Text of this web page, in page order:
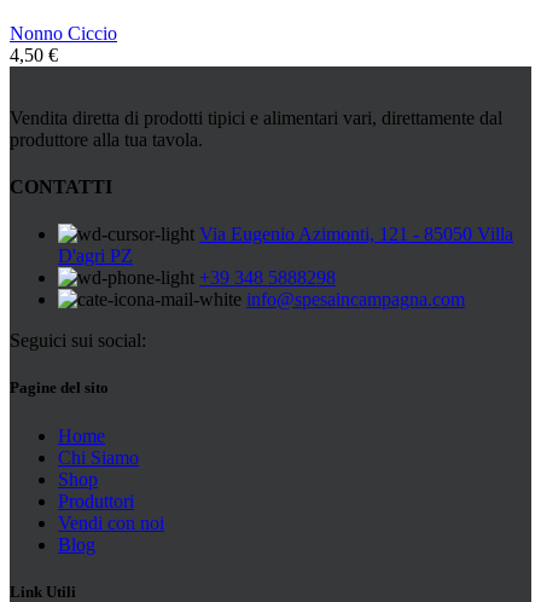
Nonno Ciccio
4,50 €
Vendita diretta di prodotti tipici e alimentari vari, direttamente dal
produttore alla tua tavola.
CONTATTI
Via Eugenio Azimonti, 121 - 85050 Villa
D'agri PZ
+39 348 5888298
info@spesaincampagna.com
Seguici sui social:
Pagine del sito
Home
Chi Siamo
Shop
Produttori
Vendi con noi
Blog
Link Utili